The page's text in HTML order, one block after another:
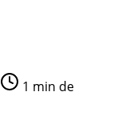
1 min de